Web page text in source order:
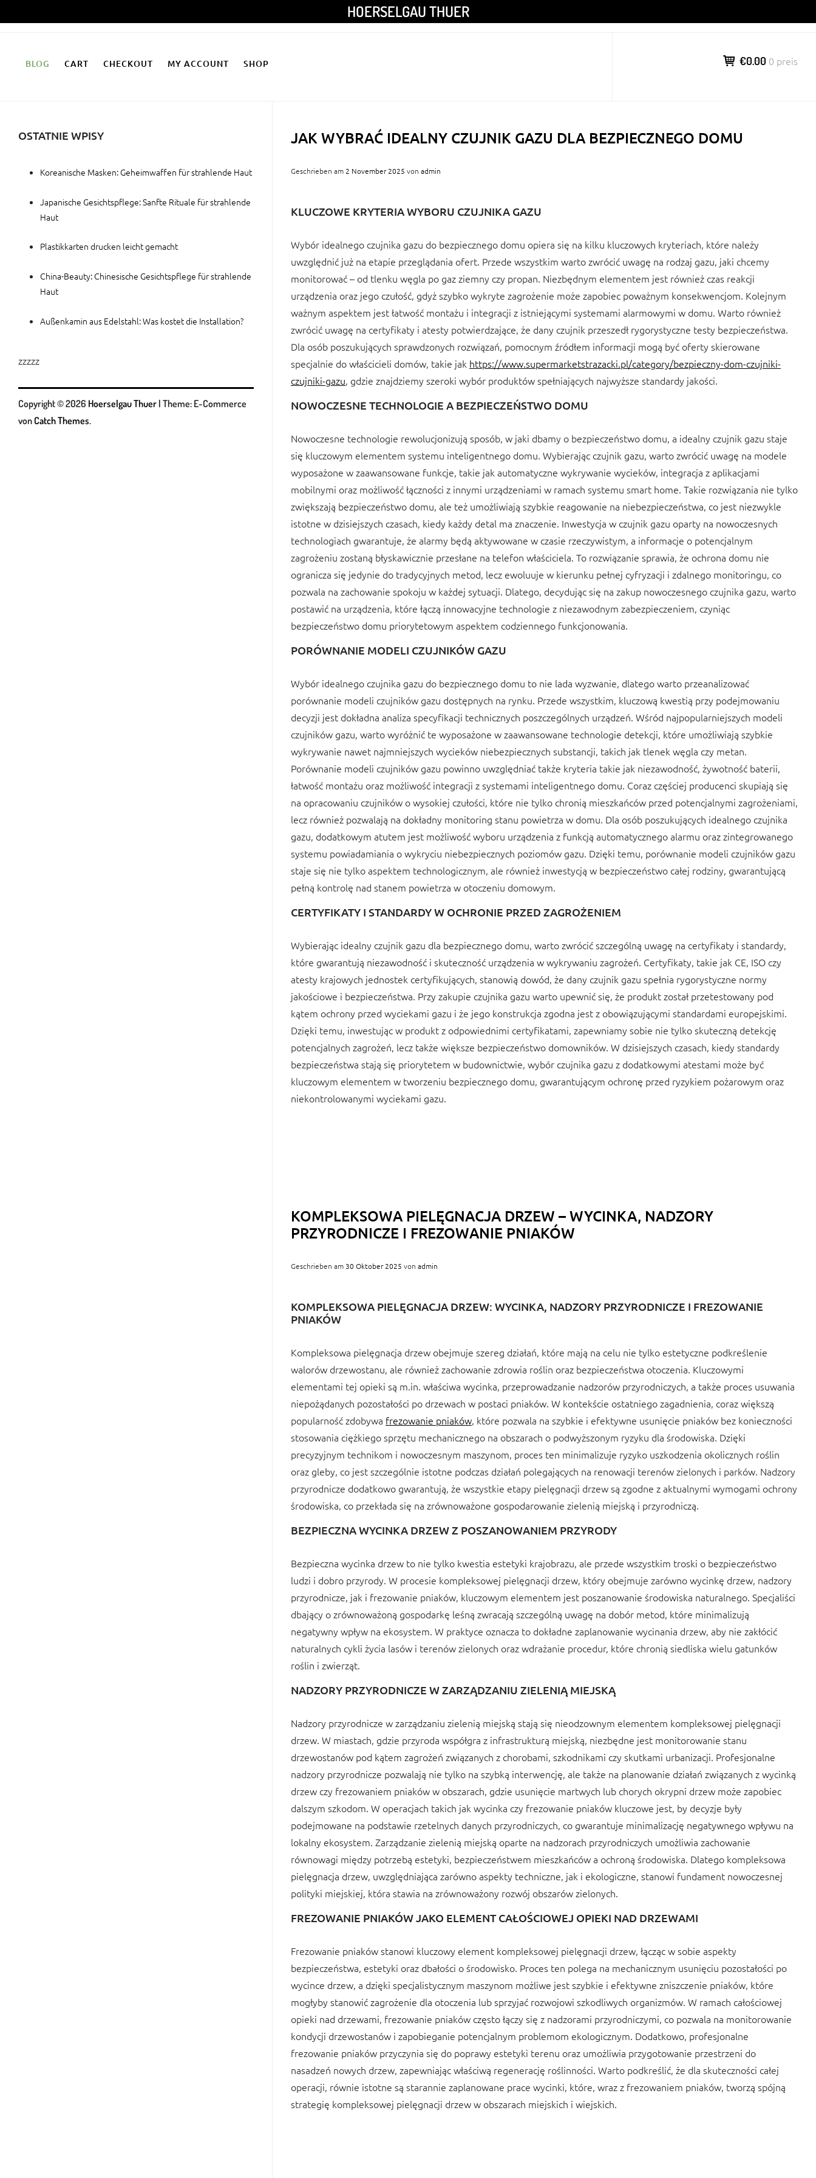
Inhalt
HOERSELGAU THUER
BLOG CART CHECKOUT MY ACCOUNT SHOP €0.00 0 preis
JAK WYBRAĆ IDEALNY CZUJNIK GAZU DLA BEZPIECZNEGO DOMU
Geschrieben am 2 November 2025 von admin
KLUCZOWE KRYTERIA WYBORU CZUJNIKA GAZU
Wybór idealnego czujnika gazu do bezpiecznego domu opiera się na kilku kluczowych kryteriach, które należy
uwzględnić już na etapie przeglądania ofert. Przede wszystkim warto zwrócić uwagę na rodzaj gazu, jaki chcemy
monitorować – od tlenku węgla po gaz ziemny czy propan. Niezbędnym elementem jest również czas reakcji
urządzenia oraz jego czułość, gdyż szybko wykryte zagrożenie może zapobiec poważnym konsekwencjom. Kolejnym
ważnym aspektem jest łatwość montażu i integracji z istniejącymi systemami alarmowymi w domu. Warto również
zwrócić uwagę na certyfikaty i atesty potwierdzające, że dany czujnik przeszedł rygorystyczne testy bezpieczeństwa.
Dla osób poszukujących sprawdzonych rozwiązań, pomocnym źródłem informacji mogą być oferty skierowane
specjalnie do właścicieli domów, takie jak https://www.supermarketstrazacki.pl/category/bezpieczny-dom-czujniki-
czujniki-gazu, gdzie znajdziemy szeroki wybór produktów spełniających najwyższe standardy jakości.
NOWOCZESNE TECHNOLOGIE A BEZPIECZEŃSTWO DOMU
Nowoczesne technologie rewolucjonizują sposób, w jaki dbamy o bezpieczeństwo domu, a idealny czujnik gazu staje
się kluczowym elementem systemu inteligentnego domu. Wybierając czujnik gazu, warto zwrócić uwagę na modele
wyposażone w zaawansowane funkcje, takie jak automatyczne wykrywanie wycieków, integracja z aplikacjami
mobilnymi oraz możliwość łączności z innymi urządzeniami w ramach systemu smart home. Takie rozwiązania nie tylko
zwiększają bezpieczeństwo domu, ale też umożliwiają szybkie reagowanie na niebezpieczeństwa, co jest niezwykle
istotne w dzisiejszych czasach, kiedy każdy detal ma znaczenie. Inwestycja w czujnik gazu oparty na nowoczesnych
technologiach gwarantuje, że alarmy będą aktywowane w czasie rzeczywistym, a informacje o potencjalnym
zagrożeniu zostaną błyskawicznie przesłane na telefon właściciela. To rozwiązanie sprawia, że ochrona domu nie
ogranicza się jedynie do tradycyjnych metod, lecz ewoluuje w kierunku pełnej cyfryzacji i zdalnego monitoringu, co
pozwala na zachowanie spokoju w każdej sytuacji. Dlatego, decydując się na zakup nowoczesnego czujnika gazu, warto
postawić na urządzenia, które łączą innowacyjne technologie z niezawodnym zabezpieczeniem, czyniąc
bezpieczeństwo domu priorytetowym aspektem codziennego funkcjonowania.
PORÓWNANIE MODELI CZUJNIKÓW GAZU
Wybór idealnego czujnika gazu do bezpiecznego domu to nie lada wyzwanie, dlatego warto przeanalizować
porównanie modeli czujników gazu dostępnych na rynku. Przede wszystkim, kluczową kwestią przy podejmowaniu
decyzji jest dokładna analiza specyfikacji technicznych poszczególnych urządzeń. Wśród najpopularniejszych modeli
czujników gazu, warto wyróżnić te wyposażone w zaawansowane technologie detekcji, które umożliwiają szybkie
wykrywanie nawet najmniejszych wycieków niebezpiecznych substancji, takich jak tlenek węgla czy metan.
Porównanie modeli czujników gazu powinno uwzględniać także kryteria takie jak niezawodność, żywotność baterii,
łatwość montażu oraz możliwość integracji z systemami inteligentnego domu. Coraz częściej producenci skupiają się
na opracowaniu czujników o wysokiej czułości, które nie tylko chronią mieszkańców przed potencjalnymi zagrożeniami,
lecz również pozwalają na dokładny monitoring stanu powietrza w domu. Dla osób poszukujących idealnego czujnika
gazu, dodatkowym atutem jest możliwość wyboru urządzenia z funkcją automatycznego alarmu oraz zintegrowanego
systemu powiadamiania o wykryciu niebezpiecznych poziomów gazu. Dzięki temu, porównanie modeli czujników gazu
staje się nie tylko aspektem technologicznym, ale również inwestycją w bezpieczeństwo całej rodziny, gwarantującą
pełną kontrolę nad stanem powietrza w otoczeniu domowym.
CERTYFIKATY I STANDARDY W OCHRONIE PRZED ZAGROŻENIEM
Wybierając idealny czujnik gazu dla bezpiecznego domu, warto zwrócić szczególną uwagę na certyfikaty i standardy,
które gwarantują niezawodność i skuteczność urządzenia w wykrywaniu zagrożeń. Certyfikaty, takie jak CE, ISO czy
atesty krajowych jednostek certyfikujących, stanowią dowód, że dany czujnik gazu spełnia rygorystyczne normy
jakościowe i bezpieczeństwa. Przy zakupie czujnika gazu warto upewnić się, że produkt został przetestowany pod
kątem ochrony przed wyciekami gazu i że jego konstrukcja zgodna jest z obowiązującymi standardami europejskimi.
Dzięki temu, inwestując w produkt z odpowiednimi certyfikatami, zapewniamy sobie nie tylko skuteczną detekcję
potencjalnych zagrożeń, lecz także większe bezpieczeństwo domowników. W dzisiejszych czasach, kiedy standardy
bezpieczeństwa stają się priorytetem w budownictwie, wybór czujnika gazu z dodatkowymi atestami może być
kluczowym elementem w tworzeniu bezpiecznego domu, gwarantującym ochronę przed ryzykiem pożarowym oraz
niekontrolowanymi wyciekami gazu.
KOMPLEKSOWA PIELĘGNACJA DRZEW – WYCINKA, NADZORY
PRZYRODNICZE I FREZOWANIE PNIAKÓW
Geschrieben am 30 Oktober 2025 von admin
KOMPLEKSOWA PIELĘGNACJA DRZEW: WYCINKA, NADZORY PRZYRODNICZE I FREZOWANIE
PNIAKÓW
Kompleksowa pielęgnacja drzew obejmuje szereg działań, które mają na celu nie tylko estetyczne podkreślenie
walorów drzewostanu, ale również zachowanie zdrowia roślin oraz bezpieczeństwa otoczenia. Kluczowymi
elementami tej opieki są m.in. właściwa wycinka, przeprowadzanie nadzorów przyrodniczych, a także proces usuwania
niepożądanych pozostałości po drzewach w postaci pniaków. W kontekście ostatniego zagadnienia, coraz większą
popularność zdobywa frezowanie pniaków, które pozwala na szybkie i efektywne usunięcie pniaków bez konieczności
stosowania ciężkiego sprzętu mechanicznego na obszarach o podwyższonym ryzyku dla środowiska. Dzięki
precyzyjnym technikom i nowoczesnym maszynom, proces ten minimalizuje ryzyko uszkodzenia okolicznych roślin
oraz gleby, co jest szczególnie istotne podczas działań polegających na renowacji terenów zielonych i parków. Nadzory
przyrodnicze dodatkowo gwarantują, że wszystkie etapy pielęgnacji drzew są zgodne z aktualnymi wymogami ochrony
środowiska, co przekłada się na zrównoważone gospodarowanie zielenią miejską i przyrodniczą.
BEZPIECZNA WYCINKA DRZEW Z POSZANOWANIEM PRZYRODY
Bezpieczna wycinka drzew to nie tylko kwestia estetyki krajobrazu, ale przede wszystkim troski o bezpieczeństwo
ludzi i dobro przyrody. W procesie kompleksowej pielęgnacji drzew, który obejmuje zarówno wycinkę drzew, nadzory
przyrodnicze, jak i frezowanie pniaków, kluczowym elementem jest poszanowanie środowiska naturalnego. Specjaliści
dbający o zrównoważoną gospodarkę leśną zwracają szczególną uwagę na dobór metod, które minimalizują
negatywny wpływ na ekosystem. W praktyce oznacza to dokładne zaplanowanie wycinania drzew, aby nie zakłócić
naturalnych cykli życia lasów i terenów zielonych oraz wdrażanie procedur, które chronią siedliska wielu gatunków
roślin i zwierząt.
NADZORY PRZYRODNICZE W ZARZĄDZANIU ZIELENIĄ MIEJSKĄ
Nadzory przyrodnicze w zarządzaniu zielenią miejską stają się nieodzownym elementem kompleksowej pielęgnacji
drzew. W miastach, gdzie przyroda współgra z infrastrukturą miejską, niezbędne jest monitorowanie stanu
drzewostanów pod kątem zagrożeń związanych z chorobami, szkodnikami czy skutkami urbanizacji. Profesjonalne
nadzory przyrodnicze pozwalają nie tylko na szybką interwencję, ale także na planowanie działań związanych z wycinką
drzew czy frezowaniem pniaków w obszarach, gdzie usunięcie martwych lub chorych okrypni drzew może zapobiec
dalszym szkodom. W operacjach takich jak wycinka czy frezowanie pniaków kluczowe jest, by decyzje były
podejmowane na podstawie rzetelnych danych przyrodniczych, co gwarantuje minimalizację negatywnego wpływu na
lokalny ekosystem. Zarządzanie zielenią miejską oparte na nadzorach przyrodniczych umożliwia zachowanie
równowagi między potrzebą estetyki, bezpieczeństwem mieszkańców a ochroną środowiska. Dlatego kompleksowa
pielęgnacja drzew, uwzględniająca zarówno aspekty techniczne, jak i ekologiczne, stanowi fundament nowoczesnej
polityki miejskiej, która stawia na zrównoważony rozwój obszarów zielonych.
FREZOWANIE PNIAKÓW JAKO ELEMENT CAŁOŚCIOWEJ OPIEKI NAD DRZEWAMI
Frezowanie pniaków stanowi kluczowy element kompleksowej pielęgnacji drzew, łącząc w sobie aspekty
bezpieczeństwa, estetyki oraz dbałości o środowisko. Proces ten polega na mechanicznym usunięciu pozostałości po
wycince drzew, a dzięki specjalistycznym maszynom możliwe jest szybkie i efektywne zniszczenie pniaków, które
mogłyby stanowić zagrożenie dla otoczenia lub sprzyjać rozwojowi szkodliwych organizmów. W ramach całościowej
opieki nad drzewami, frezowanie pniaków często łączy się z nadzorami przyrodniczymi, co pozwala na monitorowanie
kondycji drzewostanów i zapobieganie potencjalnym problemom ekologicznym. Dodatkowo, profesjonalne
frezowanie pniaków przyczynia się do poprawy estetyki terenu oraz umożliwia przygotowanie przestrzeni do
nasadzeń nowych drzew, zapewniając właściwą regenerację roślinności. Warto podkreślić, że dla skuteczności całej
operacji, równie istotne są starannie zaplanowane prace wycinki, które, wraz z frezowaniem pniaków, tworzą spójną
strategię kompleksowej pielęgnacji drzew w obszarach miejskich i wiejskich.
OSTATNIE WPISY
Koreanische Masken: Geheimwaffen für strahlende Haut
Japanische Gesichtspflege: Sanfte Rituale für strahlende
Haut
Plastikkarten drucken leicht gemacht
China-Beauty: Chinesische Gesichtspflege für strahlende
Haut
Außenkamin aus Edelstahl: Was kostet die Installation?
zzzzz
Copyright © 2026 Hoerselgau Thuer | Theme: E-Commerce
von Catch Themes.